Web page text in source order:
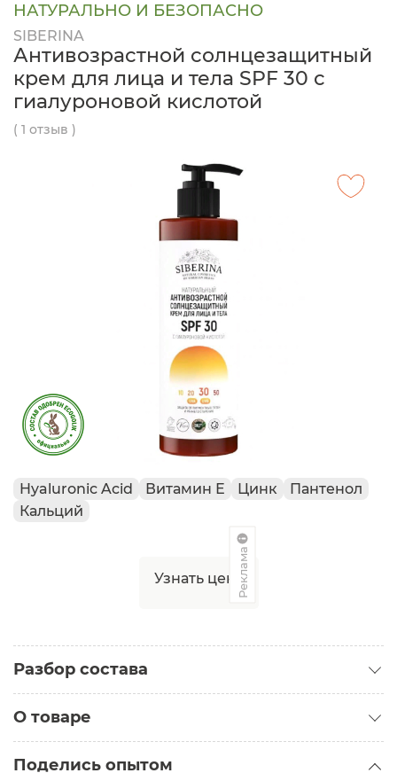
НАТУРАЛЬНО И БЕЗОПАСНО
SIBERINA
Антивозрастной солнцезащитный
крем для лица и тела SPF 30 с
гиалуроновой кислотой
( 1 отзыв )
Hyaluronic Acid Витамин Е Цинк
Пантенол
Кальций
Узнать ценуРеклама
Разбор состава
О товаре
Поделись опытом